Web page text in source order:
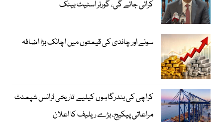
کرائی جائے گی، گورنر اسٹیٹ بینک
سونے اور چاندی کی قیمتوں میں اچانک بڑا اضافہ
کراچی کی بندرگاہوں کیلیے تاریخی ٹرانس شپمنٹ
مراعاتی پیکیج، بڑے ریلیف کا اعلان